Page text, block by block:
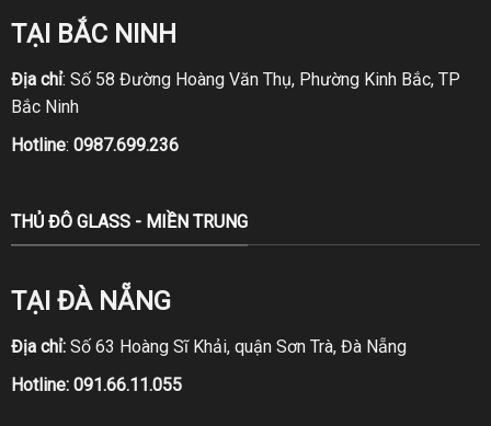
TẠI BẮC NINH
Địa chỉ: Số 58 Đường Hoàng Văn Thụ, Phường Kinh Bắc, TP
Bắc Ninh
Hotline: 0987.699.236
THỦ ĐÔ GLASS - MIỀN TRUNG
TẠI ĐÀ NẴNG
Địa chỉ:Số 63 Hoàng Sĩ Khải, quận Sơn Trà, Đà Nẵng
Hotline: 091.66.11.055